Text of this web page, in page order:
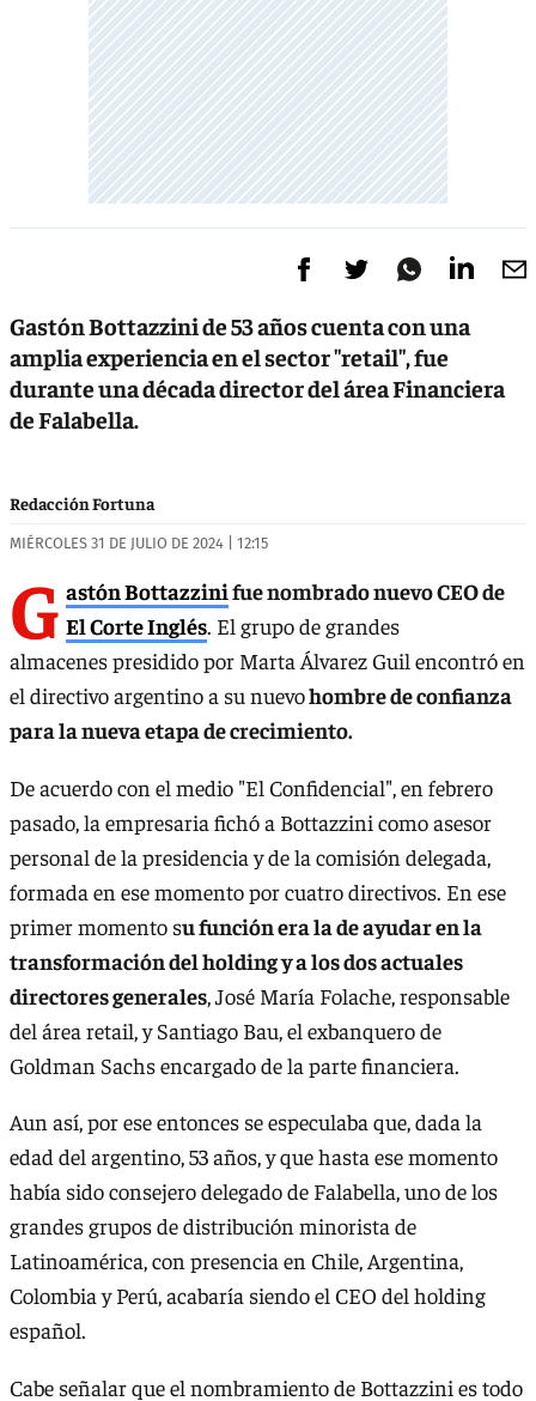
Gastón Bottazzini de 53 años cuenta con una
amplia experiencia en el sector "retail", fue
durante una década director del área Financiera
de Falabella.
Redacción Fortuna
MIÉRCOLES 31 DE JULIO DE 2024 | 12:15
G astón Bottazzinifue nombrado nuevo CEO de
El Corte Inglés. El grupo de grandes
almacenes presidido por Marta Álvarez Guil encontró en
el directivo argentino a su nuevohombre de confianza
para la nueva etapa de crecimiento.
De acuerdo con el medio "El Confidencial", en febrero
pasado, la empresaria fichó a Bottazzini como asesor
personal de la presidencia y de la comisión delegada,
formada en ese momento por cuatro directivos. En ese
primer momento su función era la de ayudar en la
transformación del holding y a los dos actuales
directores generales, José María Folache, responsable
del área retail, y Santiago Bau, el exbanquero de
Goldman Sachs encargado de la parte financiera.
Aun así, por ese entonces se especulaba que, dada la
edad del argentino, 53 años, y que hasta ese momento
había sido consejero delegado de Falabella, uno de los
grandes grupos de distribución minorista de
Latinoamérica, con presencia en Chile, Argentina,
Colombia y Perú, acabaría siendo el CEO del holding
español.
Cabe señalar que el nombramiento de Bottazzini es todo